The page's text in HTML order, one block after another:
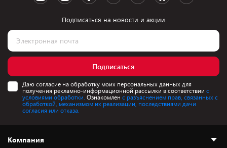
Подписаться на новости и акции
Подписаться
Даю согласие на обработку моих персональных данных для
получения рекламно-информационной рассылки в соответствии с
условиями обработки. Ознакомлен с разъяснением прав, связанных с
обработкой, механизмом их реализации, последствиями дачи
согласия или отказа.
Компания